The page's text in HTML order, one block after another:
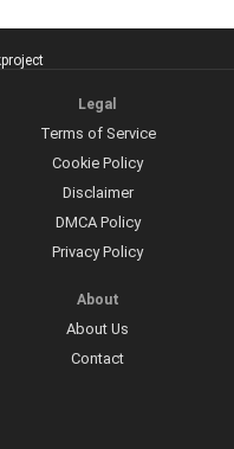
Legal
Terms of Service
Cookie Policy
Disclaimer
DMCA Policy
Privacy Policy
About
About Us
Contact